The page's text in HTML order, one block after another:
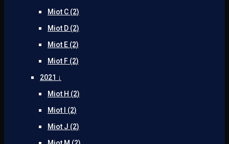
Miot C (2)
Miot D (2)
Miot E (2)
Miot F (2)
2021 ↓
Miot H (2)
Miot I (2)
Miot J (2)